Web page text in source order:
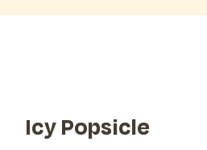
Icy Popsicle